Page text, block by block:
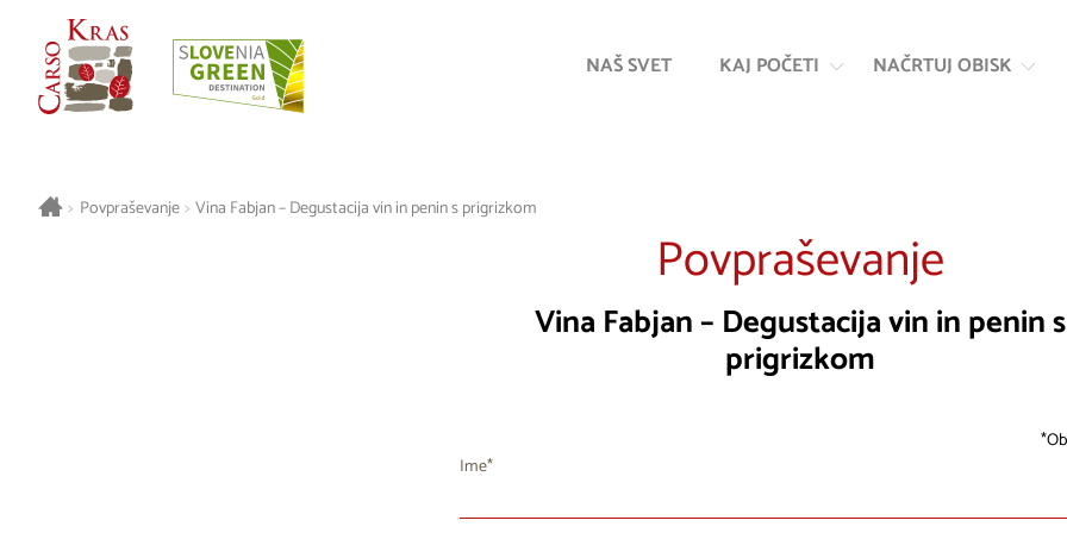
vsebino
NAŠ SVET KAJ POČETI NAČRTUJ OBISK
> Povpraševanje > Vina Fabjan – Degustacija vin in penin s prigrizkom
Povpraševanje
Vina Fabjan – Degustacija vin in penin s
prigrizkom
Ime